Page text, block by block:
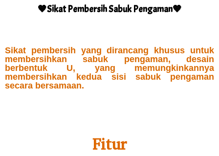
🧡Sikat Pembersih Sabuk Pengaman🧡
Sikat pembersih yang dirancang khusus untuk
membersihkan sabuk pengaman, desain
berbentuk U, yang memungkinkannya
membersihkan kedua sisi sabuk pengaman
secara bersamaan.
Fitur